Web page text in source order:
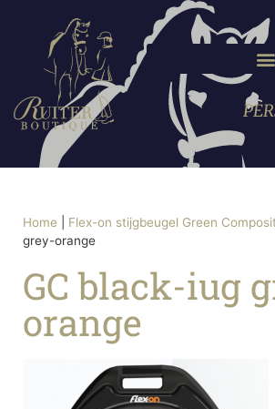
Home Flex-on stijgbeugel Green
grey-orange
GC black-iug
orange